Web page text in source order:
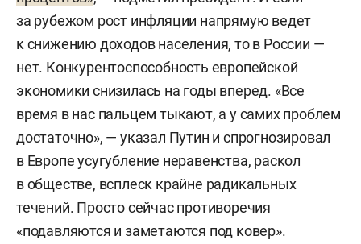
за рубежом рост инфляции напрямую ведет
к снижению доходов населения, то в России —
нет. Конкурентоспособность европейской
экономики снизилась на годы вперед. «Все
время в нас пальцем тыкают, а у самих проблем
достаточно», — указал Путин и спрогнозировал
в Европе усугубление неравенства, раскол
в обществе, всплеск крайне радикальных
течений. Просто сейчас противоречия
«подавляются и заметаются под ковер».